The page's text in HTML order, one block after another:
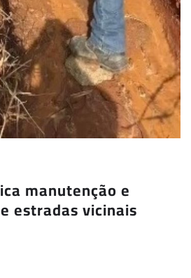
manutenção e
estradas vicinais